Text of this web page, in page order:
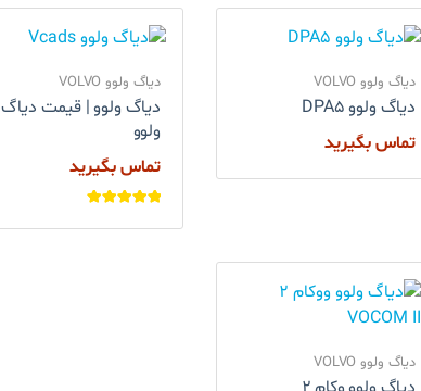
دیاگ ولوو VOLVO
دیاگ ولوو DPA5
تماس بگیرید
دیاگ ولوو VOLVO
دیاگ ولوو | قیمت دیاگ
ولوو
تماس بگیرید
5
دیاگ ولوو VOLVO